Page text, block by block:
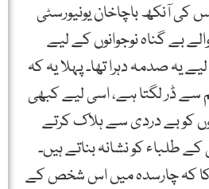
آنکھ باچاخان یونیورسٹی
بے گناہ نوجوانوں کے لیے
یہ صدمہ دہرا تھا۔ پہلا یہ کہ
سے ڈر لگتا ہے، اسی لیے کبھی
کو بے دردی سے ہلاک کرتے
کے طلباء کو نشانہ بناتے ہیں۔
کہ چارسدہ میں اس شخص کے